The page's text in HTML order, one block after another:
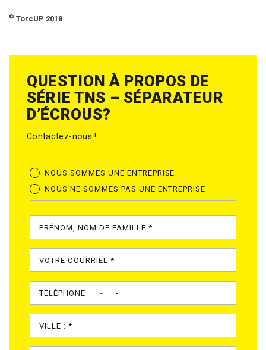
© TorcUP 2018
QUESTION À PROPOS DE
SÉRIE TNS – SÉPARATEUR
D’ÉCROUS?
Contactez-nous !
NOUS SOMMES UNE ENTREPRISE
NOUS NE SOMMES PAS UNE ENTREPRISE